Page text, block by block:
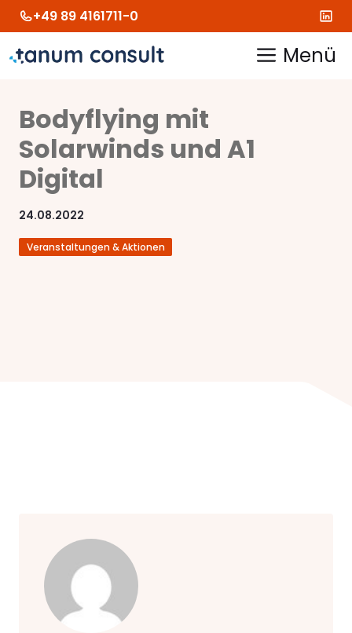
Zum
Inhalt
springen
+49 89 4161711-0
Menü
Bodyflying mit
Solarwinds und A1
Digital
24.08.2022
Veranstaltungen & Aktionen